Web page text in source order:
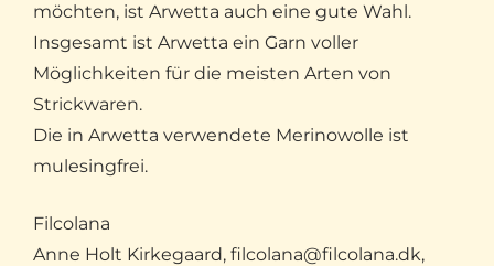
möchten, ist Arwetta auch eine gute Wahl.
Insgesamt ist Arwetta ein Garn voller
Möglichkeiten für die meisten Arten von
Strickwaren.
Die in Arwetta verwendete Merinowolle ist
mulesingfrei.
Filcolana
Anne Holt Kirkegaard, filcolana@filcolana.dk,